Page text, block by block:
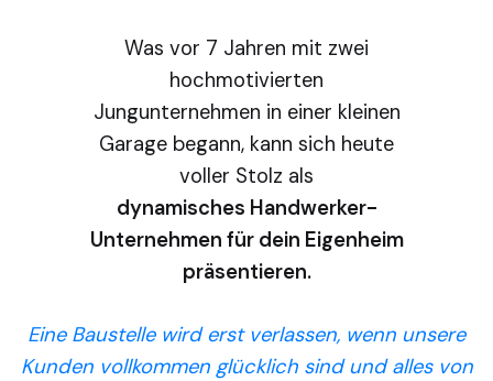
Was vor 7 Jahren mit zwei
hochmotivierten
Jungunternehmen in einer kleinen
Garage begann, kann sich heute
voller Stolz als
dynamisches Handwerker-
Unternehmen für dein Eigenheim
präsentieren.
Eine Baustelle wird erst verlassen, wenn unsere
Kunden vollkommen glücklich sind und alles von